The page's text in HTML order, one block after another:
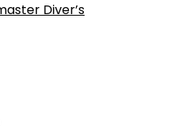
Diver’s